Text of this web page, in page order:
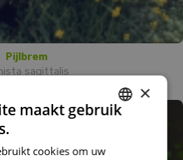
Pijlbrem
sagittalis
×
maakt gebruik
cookies om uw